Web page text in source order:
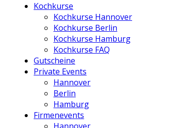
Kochkurse
Kochkurse Hannover
Kochkurse Berlin
Kochkurse Hamburg
Kochkurse FAQ
Gutscheine
Private Events
Hannover
Berlin
Hamburg
Firmenevents